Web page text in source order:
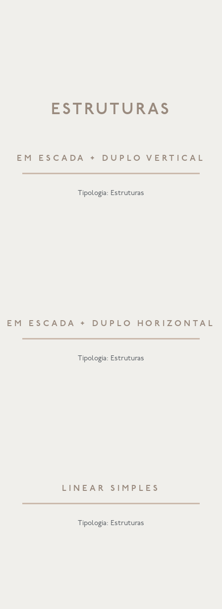
ESTRUTURAS
EM ESCADA + DUPLO VERTICAL
Tipologia: Estruturas
EM ESCADA + DUPLO HORIZONTAL
Tipologia: Estruturas
LINEAR SIMPLES
Tipologia: Estruturas